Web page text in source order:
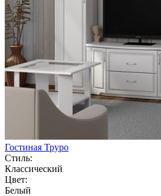
Гостиная Труро
Стиль:
Классический
Цвет:
Белый